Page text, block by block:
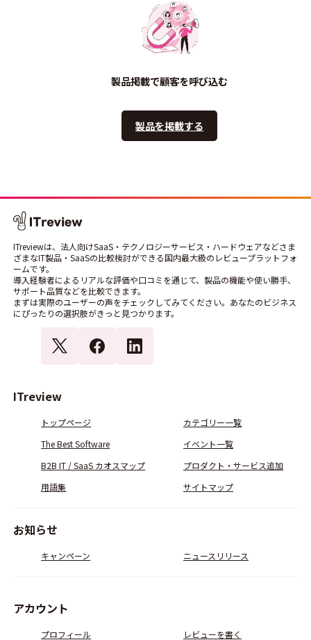
製品掲載で顧客を呼び込む
製品を掲載する
ITreviewは、法人向けSaaS・テクノロジーサービス・ハードウェアなどさま
ざまなIT製品・SaaSの比較検討ができる国内最大級のレビュープラットフォ
ームです。
導入経験者によるリアルな評価や口コミを通じて、製品の機能や使い勝手、
サポート品質などを比較できます。
まずは実際のユーザーの声をチェックしてみてください。あなたのビジネス
にぴったりの選択肢がきっと見つかります。
ITreview
トップページ
カテゴリー一覧
The Best Software
イベント一覧
B2B IT / SaaS カオスマップ
プロダクト・サービス追加
用語集
サイトマップ
お知らせ
キャンペーン ニュースリリース
アカウント
プロフィール
レビューを書く